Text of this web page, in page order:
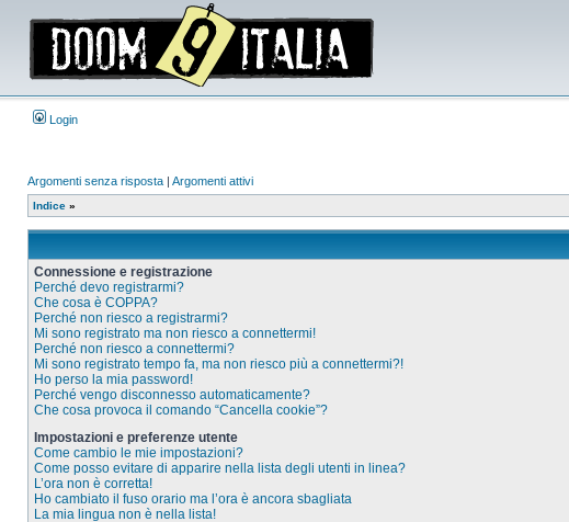
Login
Argomenti senza risposta | Argomenti attivi
Indice »
Connessione e registrazione
Perché devo registrarmi?
Che cosa è COPPA?
Perché non riesco a registrarmi?
Mi sono registrato ma non riesco a connettermi!
Perché non riesco a connettermi?
Mi sono registrato tempo fa, ma non riesco più a connettermi?!
Ho perso la mia password!
Perché vengo disconnesso automaticamente?
Che cosa provoca il comando “Cancella cookie”?
Impostazioni e preferenze utente
Come cambio le mie impostazioni?
Come posso evitare di apparire nella lista degli utenti in linea?
L’ora non è corretta!
Ho cambiato il fuso orario ma l’ora è ancora sbagliata
La mia lingua non è nella lista!